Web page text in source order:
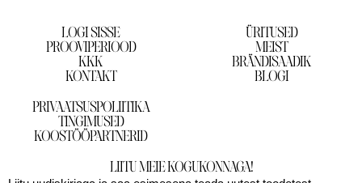
LOGI SISSE
PROOVIPERIOOD
KKK
KONTAKT
ÜRITUSED
MEIST
BRÄNDISAADIK
BLOGI
PRIVAATSUSPOLIITIKA
TINGIMUSED
KOOSTÖÖPARTNERID
LIITU MEIE KOGUKONNAGA!